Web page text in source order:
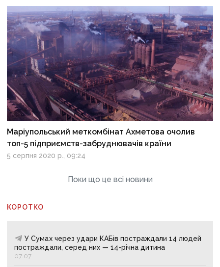
Маріупольський меткомбінат Ахметова очолив
топ-5 підприємств-забруднювачів країни
5 серпня 2020 р., 09:24
Поки що це всі новини
КОРОТКО
У Сумах через удари КАБів постраждали 14 людей
постраждали, серед них — 14-річна дитина
07:07